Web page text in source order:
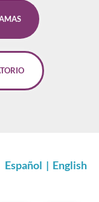
Español | English